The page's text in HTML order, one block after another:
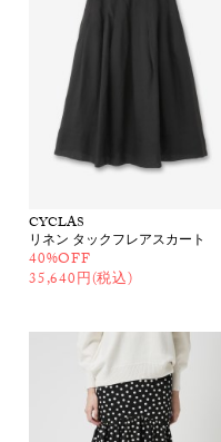
CYCLAS
リネン タックフレアスカート
40%OFF
35,640円(税込)